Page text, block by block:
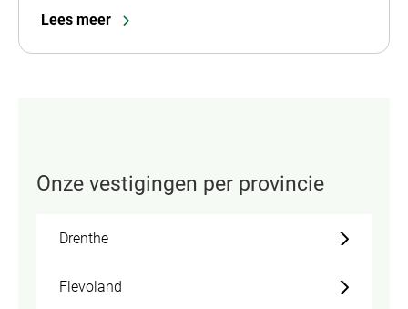
Lees meer
Onze vestigingen per provincie
Drenthe
Flevoland